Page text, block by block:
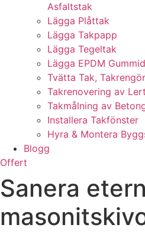
Asfaltstak
Lägga Plåttak
Lägga Takpapp
Lägga Tegeltak
Lägga EPDM
Tvätta Tak,
Takrenovering av
Takmålning av
Installera Takfönster
Hyra & Montera
Blogg
Offert
Sanera